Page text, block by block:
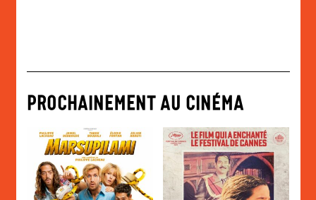
PROCHAINEMENT AU CINÉMA